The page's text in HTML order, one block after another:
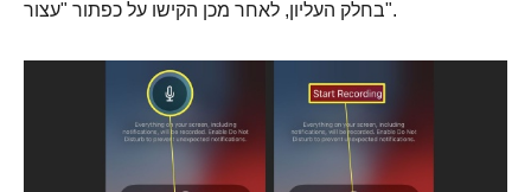
בחלק העליון, לאחר מכן הקישו על כפתור "עצור".